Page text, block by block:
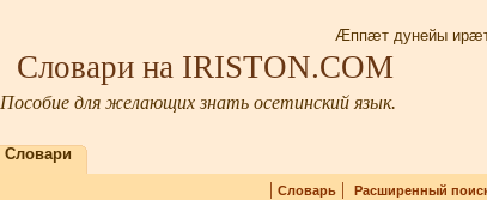
Æппæт дунейы
Словари на IRISTON.COM
Пособие для желающих знать осетинский язык.
Словари
| Словарь| Расширенный